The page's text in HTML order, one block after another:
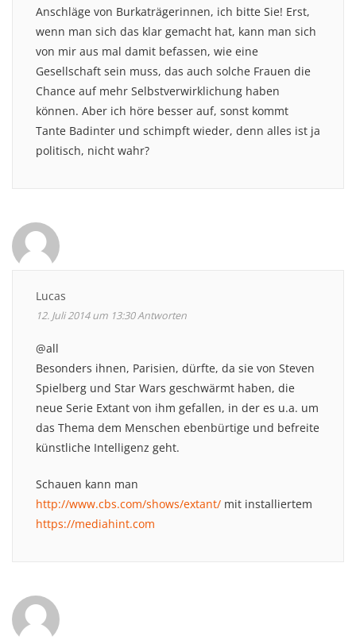
Anschläge von Burkaträgerinnen, ich bitte Sie! Erst,
wenn man sich das klar gemacht hat, kann man sich
von mir aus mal damit befassen, wie eine
Gesellschaft sein muss, das auch solche Frauen die
Chance auf mehr Selbstverwirklichung haben
können. Aber ich höre besser auf, sonst kommt
Tante Badinter und schimpft wieder, denn alles ist ja
politisch, nicht wahr?
Lucas
12. Juli 2014 um 13:30Antworten
@all
Besonders ihnen, Parisien, dürfte, da sie von Steven
Spielberg und Star Wars geschwärmt haben, die
neue Serie Extant von ihm gefallen, in der es u.a. um
das Thema dem Menschen ebenbürtige und befreite
künstliche Intelligenz geht.
Schauen kann man
http://www.cbs.com/shows/extant/ mit installiertem
https://mediahint.com